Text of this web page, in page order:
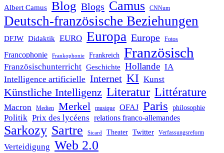
Albert Camus Blog Blogs Camus CNNum
Deutsch-französische Beziehungen
DFJW Didaktik EURO Europa Europe Fotos
Francophonie Frankophonie Frankreich Französisch
Französischunterricht Geschichte Hollande IA
Intelligence artificielle Internet KI Kunst
Künstliche Intelligenz Literatur Littérature
Macron Medien Merkel musique OFAJ Paris philosophie
Politik Prix des lycéens relations franco-allemandes
Sarkozy Sartre Sicard Theater Twitter Verfassungsreform
Verteidigung Web 2.0